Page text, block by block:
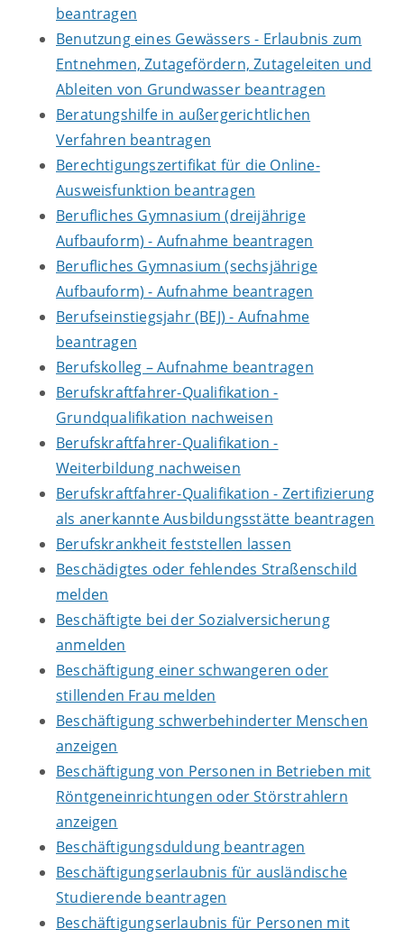
beantragen
Benutzung eines Gewässers - Erlaubnis zum
Entnehmen, Zutagefördern, Zutageleiten und
Ableiten von Grundwasser beantragen
Beratungshilfe in außergerichtlichen
Verfahren beantragen
Berechtigungszertifikat für die Online-
Ausweisfunktion beantragen
Berufliches Gymnasium (dreijährige
Aufbauform) - Aufnahme beantragen
Berufliches Gymnasium (sechsjährige
Aufbauform) - Aufnahme beantragen
Berufseinstiegsjahr (BEJ) - Aufnahme
beantragen
Berufskolleg – Aufnahme beantragen
Berufskraftfahrer-Qualifikation -
Grundqualifikation nachweisen
Berufskraftfahrer-Qualifikation -
Weiterbildung nachweisen
Berufskraftfahrer-Qualifikation - Zertifizierung
als anerkannte Ausbildungsstätte beantragen
Berufskrankheit feststellen lassen
Beschädigtes oder fehlendes Straßenschild
melden
Beschäftigte bei der Sozialversicherung
anmelden
Beschäftigung einer schwangeren oder
stillenden Frau melden
Beschäftigung schwerbehinderter Menschen
anzeigen
Beschäftigung von Personen in Betrieben mit
Röntgeneinrichtungen oder Störstrahlern
anzeigen
Beschäftigungsduldung beantragen
Beschäftigungserlaubnis für ausländische
Studierende beantragen
Beschäftigungserlaubnis für Personen mit